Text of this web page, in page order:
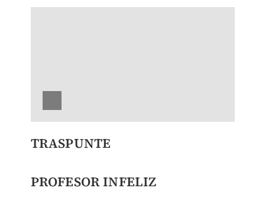
TRASPUNTE
PROFESOR INFELIZ